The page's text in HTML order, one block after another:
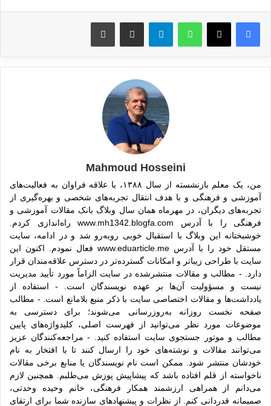
واتس آپ اشتراک گذاری از طریق ایمیل
Mahmoud Hosseini
من، یک معلم بازنشسته از سال ۱۳۸۸، با علاقه فراوان به فعالیت‌های
آموزشی و فرهنگی و با هدف انتقال تجربه‌های شخصی و بهره‌گیری از
تجربه‌های دیگران، در مهرماه همان سال وبلاگ بانک مقالات آموزشی و
فرهنگی را با آدرس www.mh1342.blogfa.com راه‌اندازی کردم.
خوشبختانه این وبلاگ با استقبال خوبی روبه‌رو شد و در ادامه، سایت
مستقل خود را با آدرس www.eduarticle.me فعال نمودم. اکنون این
سایت با طراحی زیباتر و امکانات گسترده‌تر در دسترس علاقه‌مندان قرار
دارد. - مطالب و مقالات منتشرشده در سایت الزاماً مورد تأیید مدیریت
نیست و مسؤولیت آن‌ها بر عهده نویسندگان است. - استفاده از
یادداشت‌ها و مقالات اختصاصی سایت با ذکر منبع بلامانع است. - مطالب
صفحه نخست روزانه به‌روزرسانی می‌شوند؛ برای دسترسی به
موضوعات مورد نظر می‌توانید از فهرست اصلی، کلیدواژه‌های پایین
مطالب و موتور جستجوی سایت استفاده کنید. - مراجعه‌کنندگان عزیز
می‌توانند مقالات و نوشته‌های خود را ارسال کنند تا با افتخار به نام
خودشان منتشر شود. ممکن است نام نویسندگان یا منابع برخی مقالات
ناخواسته از قلم افتاده باشد که پیشاپیش پوزش می‌طلبم. همچنین لازم
می‌دانم از همراهی ارزشمند همکار فرهنگی، خانم وحیده وحدتی،
صمیمانه قدردانی کنم. از نظرات و پیشنهادهای سازنده شما برای ارتقای